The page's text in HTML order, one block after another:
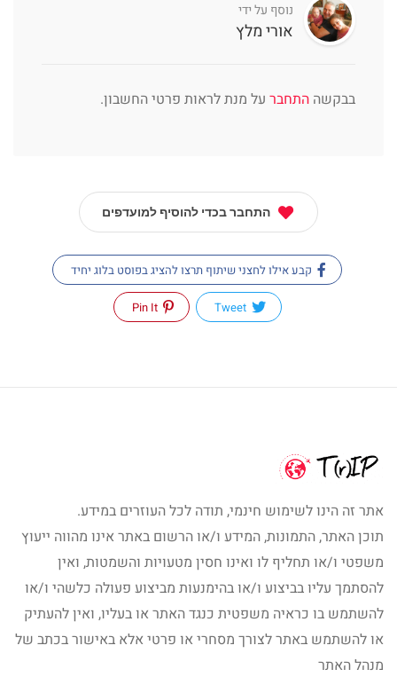
נוסף על ידי
אורי מלץ
בבקשה התחבר על מנת לראות פרטי החשבון.
התחבר בכדי להוסיף למועדפים
קבע אילו לחצני שיתוף תרצו להציג בפוסט בלוג יחיד
Tweet
Pin It
אתר זה הינו לשימוש חינמי, תודה לכל העוזרים במידע.
תוכן האתר, התמונות, המידע ו/או הרשום באתר אינו מהווה ייעוץ
משפטי ו/או תחליף לו ואינו חסין מטעויות והשמטות, ואין
להסתמך עליו בביצוע ו/או בהימנעות מביצוע פעולה כלשהי ו/או
להשתמש בו כראיה משפטית כנגד האתר או בעליו, ואין להעתיק
או להשתמש באתר לצורך מסחרי או פרטי אלא באישור בכתב של
מנהל האתר